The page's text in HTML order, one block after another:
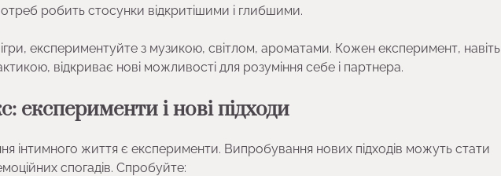
робить стосунки відкритішими і глибшими.
ігри, експериментуйте з музикою, світлом, ароматами. Кожен експеримент, навіть
відкриває нові можливості для розуміння себе і партнера.
експерименти і нові підходи
інтимного життя є експерименти. Випробування нових підходів можуть стати
спогадів. Спробуйте: